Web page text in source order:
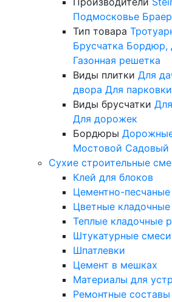
Подмосковье Браер
Тип товара
Брусчатка Бордюр,
Газонная решетка
Виды плитки Для
двора Для парковки
Виды брусчатки
Для дорожек
Бордюры
Мостовой Садовый
Сухие строительные
Клей для блоков
Цементно-
Цветные
Теплые кладочные
Штукатурные смеси
Шпатлевки
Цемент в мешках
Материалы для
Ремонтные составы